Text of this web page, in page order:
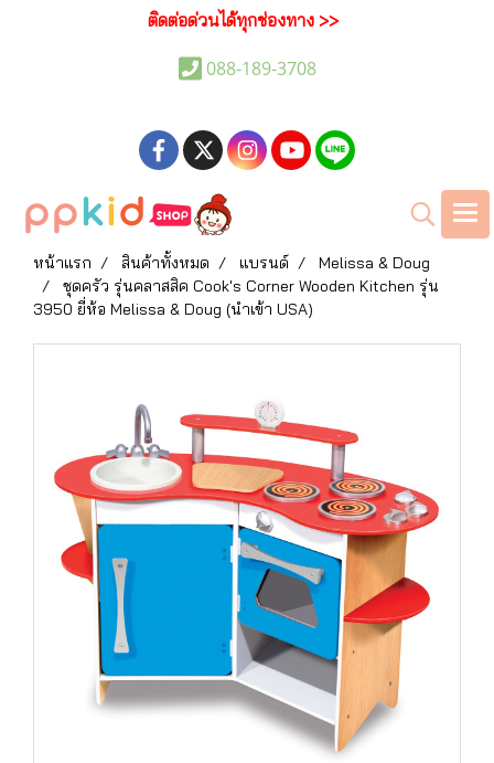
ติดต่อด่วนได้ทุกช่องทาง >>
088-189-3708
หน้าแรก สินค้าทั้งหมด แบรนด์
Melissa & Doug
ชุดครัว รุ่นคลาสสิค Cook's Corner Wooden Kitchen รุ่น
3950 ยี่ห้อ Melissa & Doug (นำเข้า USA)